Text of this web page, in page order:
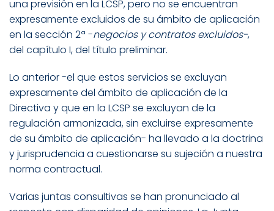
una previsión en la LCSP, pero no se encuentran
expresamente excluidos de su ámbito de aplicación
en la sección 2ª -negocios y contratos excluidos-,
del capítulo I, del título preliminar.
Lo anterior -el que estos servicios se excluyan
expresamente del ámbito de aplicación de la
Directiva y que en la LCSP se excluyan de la
regulación armonizada, sin excluirse expresamente
de su ámbito de aplicación- ha llevado a la doctrina
y jurisprudencia a cuestionarse su sujeción a nuestra
norma contractual.
Varias juntas consultivas se han pronunciado al